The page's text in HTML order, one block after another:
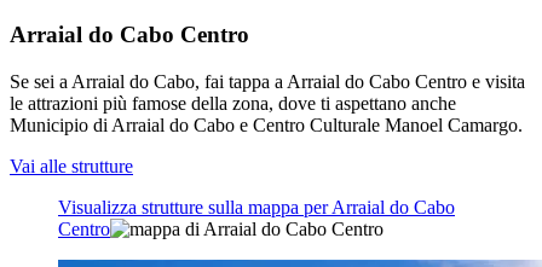
Arraial do Cabo Centro
Se sei a Arraial do Cabo, fai tappa a Arraial do Cabo Centro e visita
le attrazioni più famose della zona, dove ti aspettano anche
Municipio di Arraial do Cabo e Centro Culturale Manoel Camargo.
Vai alle strutture
Visualizza strutture sulla mappa per Arraial do Cabo
Centro